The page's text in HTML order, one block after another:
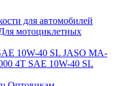
для автомобилей
мотоциклетных
10W-40 SL JASO MA-
4T SAE 10W-40 SL